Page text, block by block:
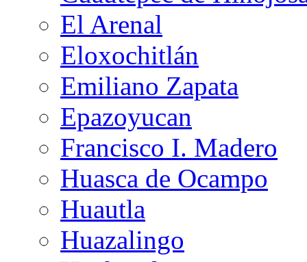
El Arenal
Eloxochitlán
Emiliano Zapata
Epazoyucan
Francisco I. Madero
Huasca de Ocampo
Huautla
Huazalingo